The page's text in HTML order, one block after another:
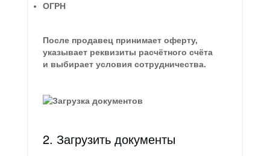
ОГРН
После продавец принимает оферту,
указывает реквизиты расчётного счёта
и выбирает условия сотрудничества.
2. Загрузить документы